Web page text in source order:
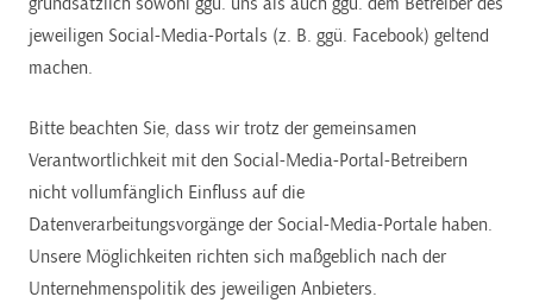
jeweiligen Social-Media-Portals (z. B. ggü. Facebook) geltend
machen.
Bitte beachten Sie, dass wir trotz der gemeinsamen
Verantwortlichkeit mit den Social-Media-Portal-Betreibern
nicht vollumfänglich Einfluss auf die
Datenverarbeitungsvorgänge der Social-Media-Portale haben.
Unsere Möglichkeiten richten sich maßgeblich nach der
Unternehmenspolitik des jeweiligen Anbieters.